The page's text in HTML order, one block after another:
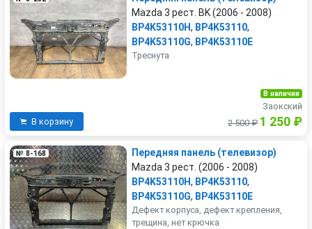
Mazda 3 рест. BK (2006 - 2008)
BP4K53110H, BP4K53110,
BP4K53110G, BP4K53110E
Треснута
В корзину
В наличии
Заокский
2 500 ₽ 1 250 ₽
№ 8-168
Передняя панель (телевизор)
Mazda 3 рест. (2006 - 2008)
BP4K53110H, BP4K53110,
BP4K53110G, BP4K53110E
Дефект корпуса, дефект крепления,
трещина, нет крючка